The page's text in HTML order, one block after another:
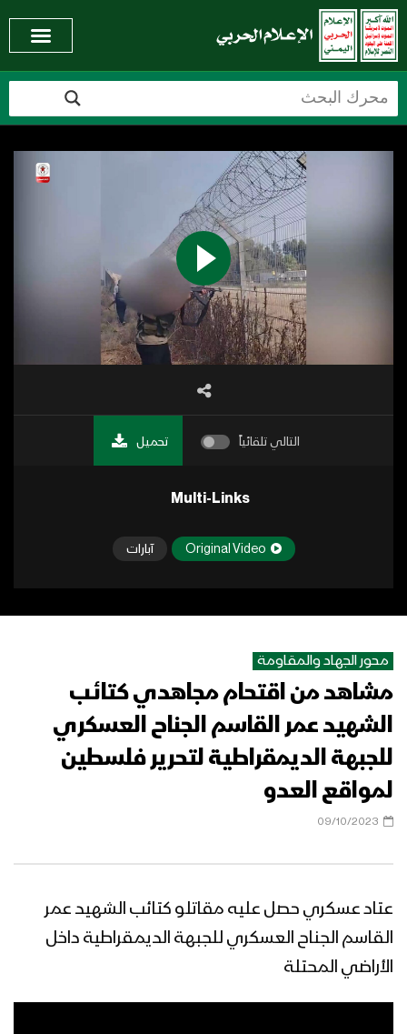
التالي تلقائياً تحميل
Multi-Links
Original Video آبارات
محور الجهاد والمقاومة
مشاهد من اقتحام مجاهدي كتائب
الشهيد عمر القاسم الجناح العسكري
للجبهة الديمقراطية لتحرير فلسطين
لمواقع العدو
09/10/2023
عتاد عسكري حصل عليه مقاتلو كتائب الشهيد عمر
القاسم الجناح العسكري للجبهة الديمقراطية داخل
الأراضي المحتلة